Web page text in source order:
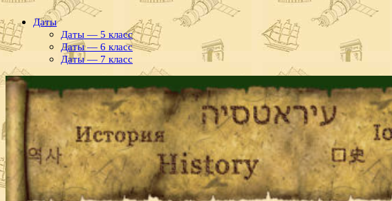
Даты
Даты — 5 класс
Даты — 6 класс
Даты — 7 класс